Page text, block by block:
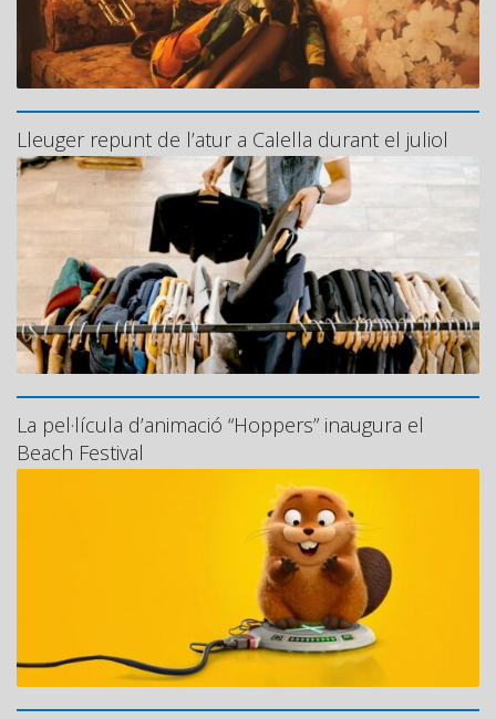
Lleuger repunt de l’atur a Calella durant el juliol
La pel·lícula d’animació “Hoppers” inaugura el
Beach Festival